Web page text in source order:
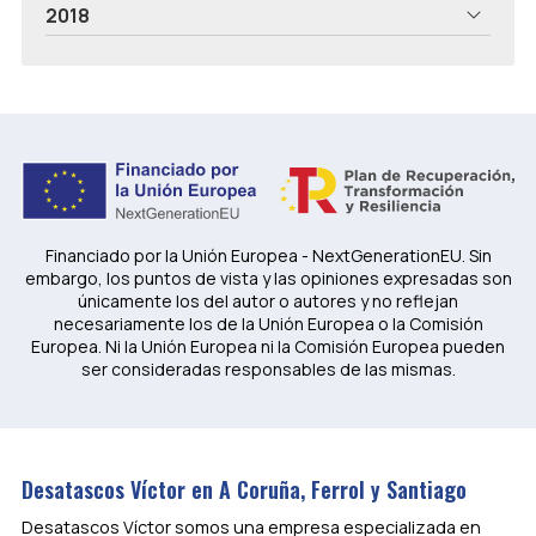
2018
Financiado por la Unión Europea - NextGenerationEU. Sin
embargo, los puntos de vista y las opiniones expresadas son
únicamente los del autor o autores y no reflejan
necesariamente los de la Unión Europea o la Comisión
Europea. Ni la Unión Europea ni la Comisión Europea pueden
ser consideradas responsables de las mismas.
Desatascos Víctor en A Coruña, Ferrol y Santiago
Desatascos Víctor somos una empresa especializada en